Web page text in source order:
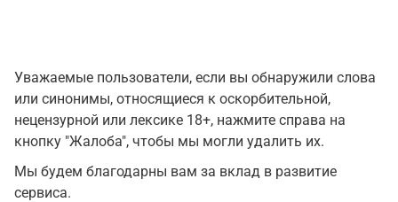
Уважаемые пользователи, если вы обнаружили слова
или синонимы, относящиеся к оскорбительной,
нецензурной или лексике 18+, нажмите справа на
кнопку "Жалоба", чтобы мы могли удалить их.
Мы будем благодарны вам за вклад в развитие
сервиса.